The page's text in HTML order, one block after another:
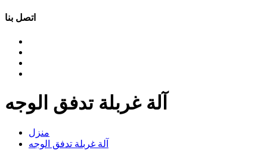
اتصل بنا
آلة غربلة تدفق الوجه
منزل
آلة غربلة تدفق الوجه